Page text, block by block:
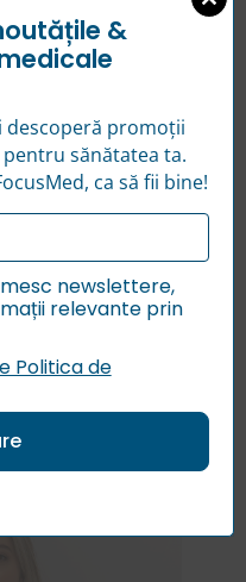
(2021),
of Stroke
(2006),
Public Health
WHO Press
&
descoperă promoții
sănătatea ta.
ca să fii bine!
newslettere,
relevante prin
Politica de